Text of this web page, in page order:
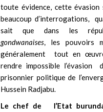
toute évidence, cette évasion
beaucoup d’interrogations,
sait que dans les
gondwanaises , les pouvoirs
généralement tout en
rendre impossible l’évasion
prisonnier politique de
Hussein Radjabu.
Le chef de l’Etat